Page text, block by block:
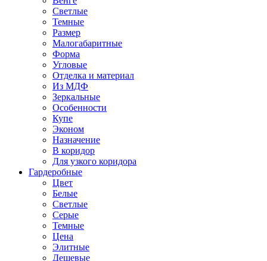
Светлые
Темные
Размер
Малогабаритные
Форма
Угловые
Отделка и материал
Из МДФ
Зеркальные
Особенности
Купе
Эконом
Назначение
В коридор
Для узкого коридора
Гардеробные
Цвет
Белые
Светлые
Серые
Темные
Цена
Элитные
Дешевые